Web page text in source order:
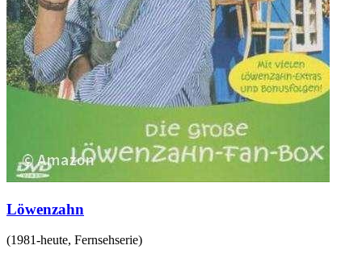
Löwenzahn
(1981-heute, Fernsehserie)